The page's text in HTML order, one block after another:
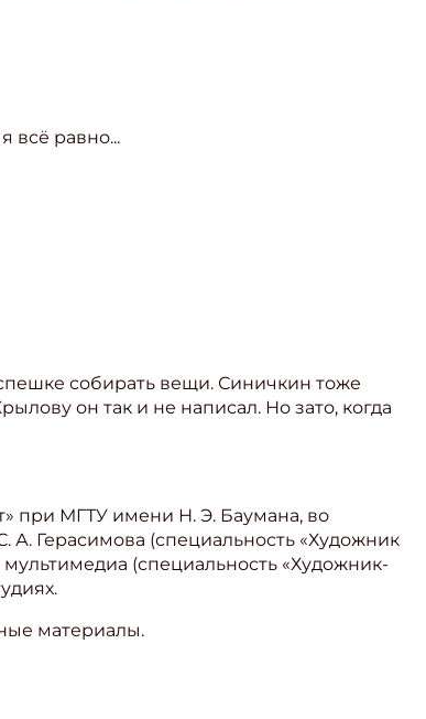
всё равно...
собирать вещи. Синичкин тоже
он так и не написал. Но зато, когда
при МГТУ имени Н. Э. Баумана, во
Герасимова (специальность «Художник
(специальность «Художник-
материалы.